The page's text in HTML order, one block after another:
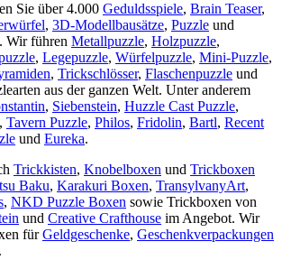
Sie über 4.000 Geduldsspiele, Brain Teaser,
, 3D-Modellbausätze, Puzzle und
Wir führen Metallpuzzle, Holzpuzzle,
, Legepuzzle, Würfelpuzzle, Mini-Puzzle,
, Trickschlösser, Flaschenpuzzle und
aus der ganzen Welt. Unter anderem
, Siebenstein, Huzzle Cast Puzzle,
, Tavern Puzzle, Philos, Fridolin, Bartl, Recent
und Eureka.
Trickkisten, Knobelboxen und Trickboxen
Baku, Karakuri Boxen, TransylvanyArt,
, NKD Puzzle Boxen sowie Trickboxen von
und Creative Crafthouse im Angebot. Wir
fürGeldgeschenke, Geschenkverpackungen
.